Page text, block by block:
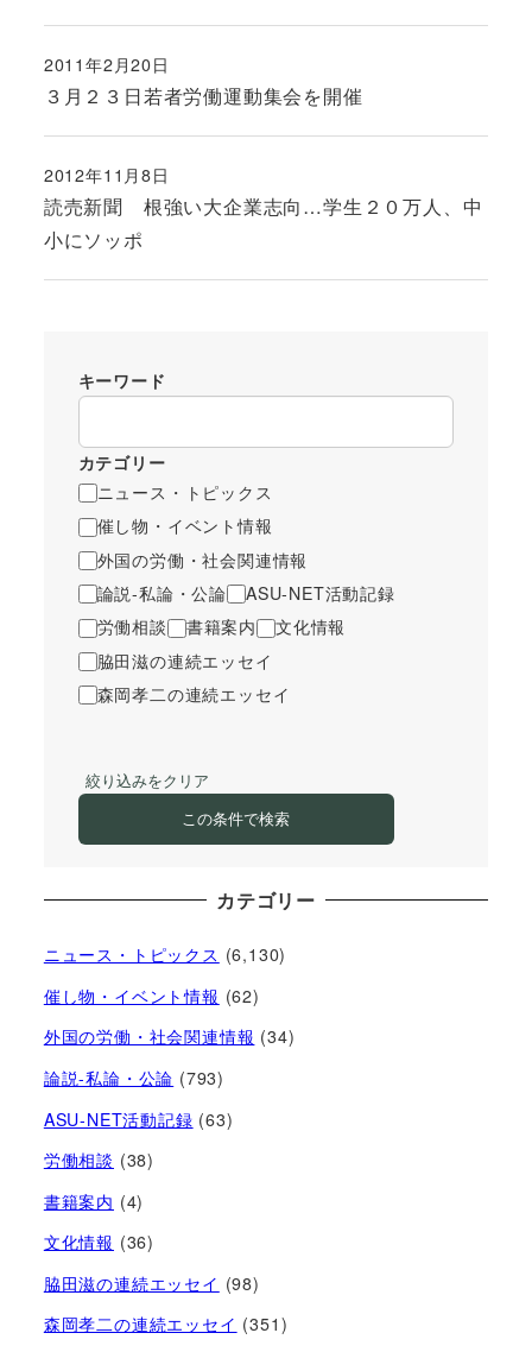
３月２３日若者労働運動集会を開催
投稿日
2011年2月20日
読売新聞 根強い大企業志向…学生２０万人、中
小にソッポ
投稿日
2012年11月8日
キーワード
カテゴリー
ニュース・トピックス
催し物・イベント情報
外国の労働・社会関連情報
論説-私論・公論
ASU-NET活動記録
労働相談
書籍案内
文化情報
脇田滋の連続エッセイ
森岡孝二の連続エッセイ
絞り込みをクリア
この条件で検索
カテゴリー
ニュース・トピックス (6,130)
催し物・イベント情報 (62)
外国の労働・社会関連情報 (34)
論説-私論・公論 (793)
ASU-NET活動記録 (63)
労働相談 (38)
書籍案内 (4)
文化情報 (36)
脇田滋の連続エッセイ (98)
森岡孝二の連続エッセイ (351)